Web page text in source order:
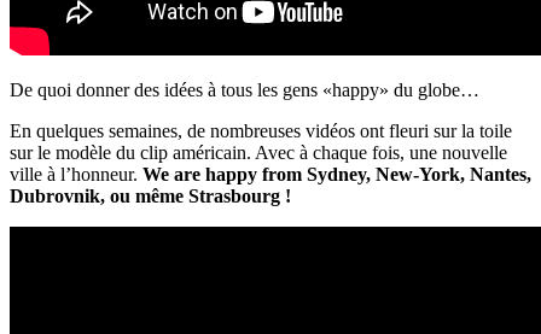
De quoi donner des idées à tous les gens «happy» du globe…
En quelques semaines, de nombreuses vidéos ont fleuri sur la toile
sur le modèle du clip américain. Avec à chaque fois, une nouvelle
ville à l’honneur. We are happy from Sydney, New-York, Nantes,
Dubrovnik, ou même Strasbourg !